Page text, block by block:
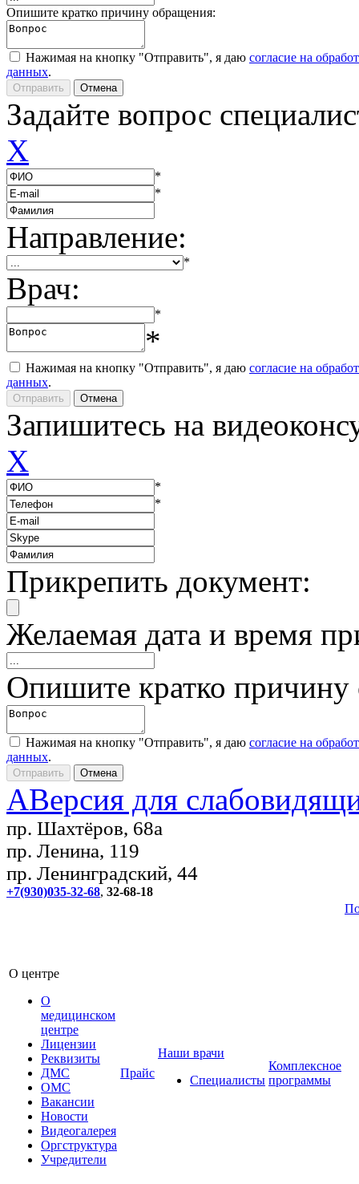
Опишите кратко причину обращения:
Нажимая на кнопку "Отправить", я даю согласие на
данных.
Задайте вопрос
X
*
*
Направление:
*
Врач:
*
*
Нажимая на кнопку "Отправить", я даю согласие на
данных.
Запишитесь на
X
*
*
Прикрепить документ:
Желаемая дата и время
Опишите кратко
Нажимая на кнопку "Отправить", я даю согласие на
данных.
AВерсия для
пр. Шахтёров, 68а
пр. Ленина, 119
пр. Ленинградский, 44
+7(930)035-32-68, 32-68-18
О центре
О
медицинском
центре
Лицензии
Реквизиты
ДМС
ОМС
Вакансии
Новости
Видеогалерея
Оргструктура
Учредители
Прайс
Наши врачи
Специалисты
Комплексное
программы